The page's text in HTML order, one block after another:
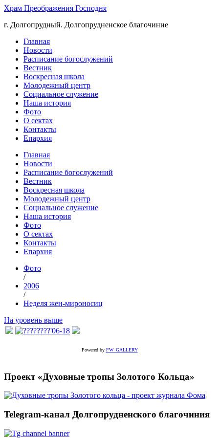
Храм Преображения Господня
г. Долгопрудный. Долгопрудненское благочиние
Главная
Новости
Расписание богослужений
Вестник
Воскресная школа
Молодежный центр
Социальное служение
Наша история
Фото
О сектах
Контакты
Епархия
Главная
Новости
Расписание богослужений
Вестник
Воскресная школа
Молодежный центр
Социальное служение
Наша история
Фото
О сектах
Контакты
Епархия
Фото
/
2006
/
Неделя жен-мироносиц
На уровень выше
Powered by FW_GALLERY
Проект «Духовные тропы Золотого Кольца»
Telegram-канал Долгопрудненского благочиния